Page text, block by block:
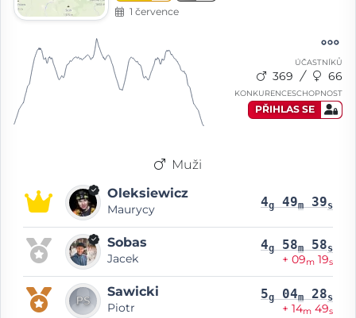
1 července
ÚČASTNÍKŮ
369 66
KONKURENCESCHOPNOST
PŘIHLAS SE
Muži
Oleksiewicz
Maurycy 4g 49m 39s
Sobas
Jacek
4g 58m 58s
+ 09m 19s
Sawicki
Piotr
5g 04m 28s
+ 14m 49s